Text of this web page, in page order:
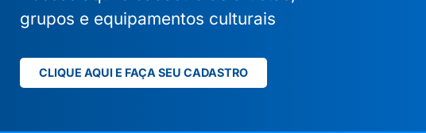
grupos e equipamentos culturais
CLIQUE AQUI E FAÇA SEU CADASTRO